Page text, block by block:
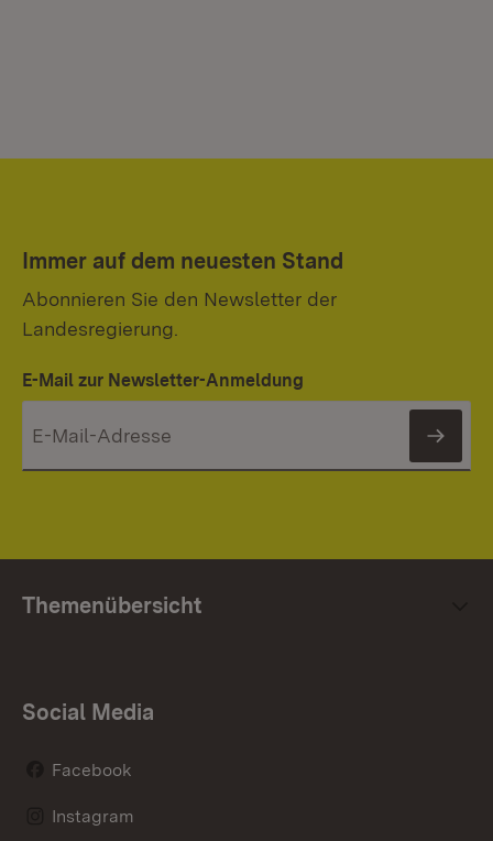
Immer auf dem neuesten Stand
Abonnieren Sie den Newsletter der
Landesregierung.
E-Mail zur Newsletter-Anmeldung
Themenübersicht
Social Media
Facebook
Instagram